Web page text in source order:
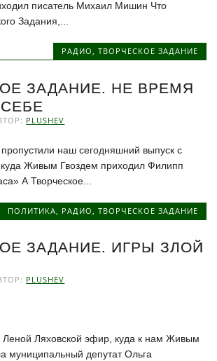
писатель Михаил Мишин Что
Задания,...
РАДИО, ТВОРЧЕСКОЕ ЗАДАНИЕ
ЗАДАНИЕ. НЕ ВРЕМЯ
PLUSHEV
наш сегодняшний выпуск с
Живым Гвоздем приходил Филипп
А Творческое...
ПОЛИТИКА РАДИО ТВОРЧЕСКОЕ ЗАДАНИЕ
ЗАДАНИЕ. ИГРЫ ЗЛОЙ
PLUSHEV
Леной Ляховской эфир, куда к нам Живым
муниципальный депутат Ольга